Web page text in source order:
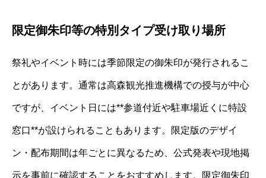
限定御朱印等の特別タイプ受け取り場所
祭礼やイベント時には季節限定の御朱印が発行されるこ
とがあります。通常は高森観光推進機構での授与が中心
ですが、イベント日には**参道付近や駐車場近くに特設
窓口**が設けられることもあります。限定版のデザイ
ン・配布期間は年ごとに異なるため、公式発表や現地掲
示を事前に確認することをおすすめします。限定御朱印